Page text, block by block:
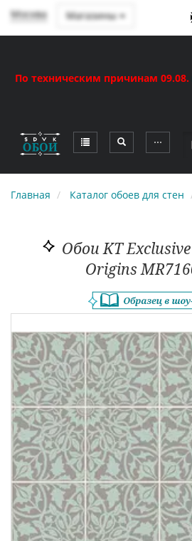
Москва Магазины
По техническим причинам
⋯
Главная Каталог обоев для стен
Обои KT
Origins